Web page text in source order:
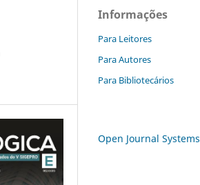
Informações
Para Leitores
Para Autores
Para Bibliotecários
Open Journal Systems